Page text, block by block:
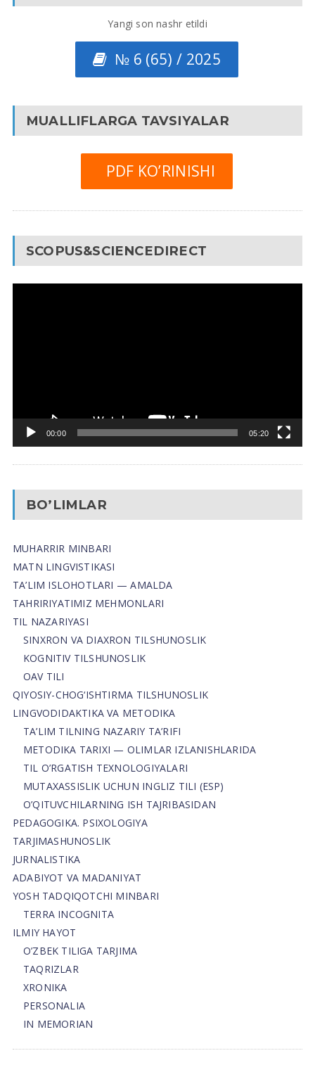
Yangi son nashr etildi
№ 6 (65) / 2025
MUALLIFLARGA TAVSIYALAR
PDF KO’RINISHI
SCOPUS&SCIENCEDIRECT
00:00 05:20
BO’LIMLAR
MUHARRIR MINBARI
MATN LINGVISTIKASI
TA’LIM ISLOHOTLARI — AMALDA
TAHRIRIYATIMIZ MEHMONLARI
TIL NAZARIYASI
SINXRON VA DIAXRON TILSHUNOSLIK
KOGNITIV TILSHUNOSLIK
OAV TILI
QIYOSIY-CHOG‘ISHTIRMA TILSHUNOSLIK
LINGVODIDAKTIKA VA METODIKA
TA’LIM TILNING NAZARIY TA’RIFI
METODIKA TARIXI — OLIMLAR IZLANISHLARIDA
TIL O’RGATISH TEXNOLOGIYALARI
MUTAXASSISLIK UCHUN INGLIZ TILI (ESP)
O’QITUVCHILARNING ISH TAJRIBASIDAN
PEDAGOGIKA. PSIXOLOGIYA
TARJIMASHUNOSLIK
JURNALISTIKA
ADABIYOT VA MADANIYAT
YOSH TADQIQOTCHI MINBARI
TERRA INCOGNITA
ILMIY HAYOT
O’ZBEK TILIGA TARJIMA
TAQRIZLAR
XRONIKA
PERSONALIA
IN MEMORIAN